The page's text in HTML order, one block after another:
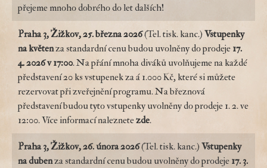
přejeme mnoho dobrého do let dalších!
Praha 3, Žižkov, 25. března 2026(Tel. tisk. kanc.)Vstupenky
nakvětenza standardní cenu budou uvolněny do prodeje 17.
4. 2026 v 17:00. Na přání mnoha diváků uvolňujeme na každé
představení 20 ks vstupenek za á 1.000 Kč, které si můžete
rezervovat při zveřejnění programu. Na březnová
představení budou tyto vstupenky uvolněny do prodeje 1. 2. ve
12:00. Více informací naleznetezde.
Praha 3, Žižkov, 26. února 2026(Tel. tisk. kanc.) Vstupenky
na dubenza standardní cenu budou uvolněny do prodeje 17. 3.